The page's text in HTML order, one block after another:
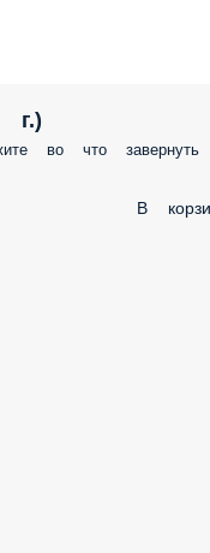
во что завернуть
В